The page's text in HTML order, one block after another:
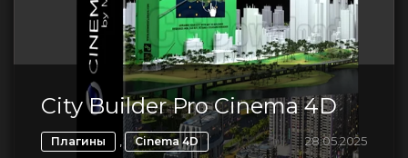
City Builder Pro Cinema 4D
Плагины , Cinema 4D 28.05.2025